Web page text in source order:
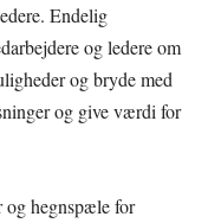
Endelig
og ledere om
og bryde med
og give værdi for
og hegnspæle for